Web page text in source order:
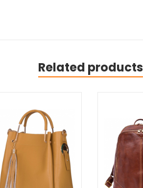
Related products